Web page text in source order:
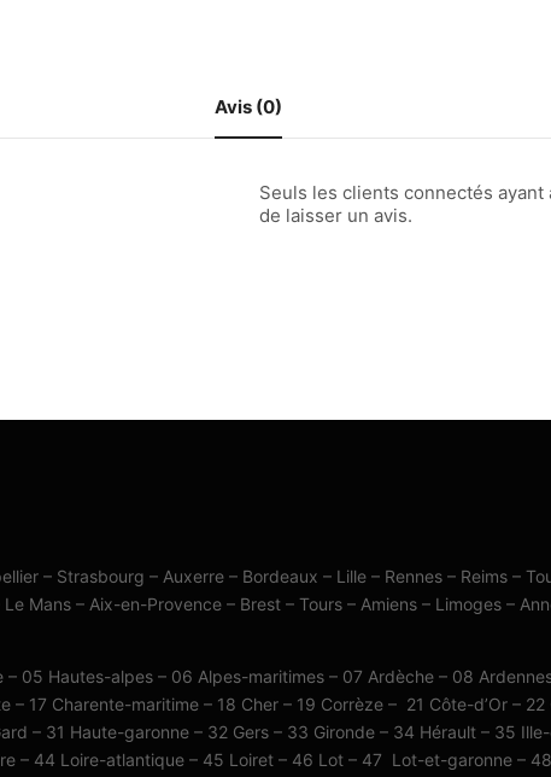
Avis (0)
Seuls les clients connectés
de laisser un avis.
– Strasbourg – Auxerre – Bordeaux – Lille – Rennes – Reims –
Mans – Aix-en-Provence – Brest – Tours – Amiens – Limoges –
05 Hautes-alpes – 06 Alpes-maritimes – 07 Ardèche – 08
17 Charente-maritime – 18 Cher – 19 Corrèze – 21 Côte-d’Or –
– 31 Haute-garonne – 32 Gers – 33 Gironde – 34 Hérault – 35
– 44 Loire-atlantique – 45 Loiret – 46 Lot – 47 Lot-et-garonne –